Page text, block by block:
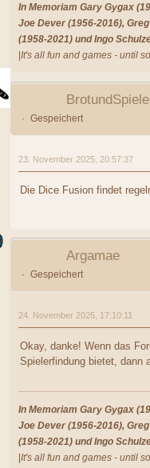
In Memoriam Gary Gygax
Joe Dever (1956-2016),
(1958-2021) und Ingo
It's all fun and games - until
BrotundSpiele
Gespeichert
23. November 2025, 20:57:37
Die Dice Fusion findet
Argamae
Gespeichert
24. November 2025, 17:10:11
Okay, danke! Wenn das
Spielerfindung bietet, dann
In Memoriam Gary Gygax
Joe Dever (1956-2016),
(1958-2021) und Ingo
It's all fun and games - until